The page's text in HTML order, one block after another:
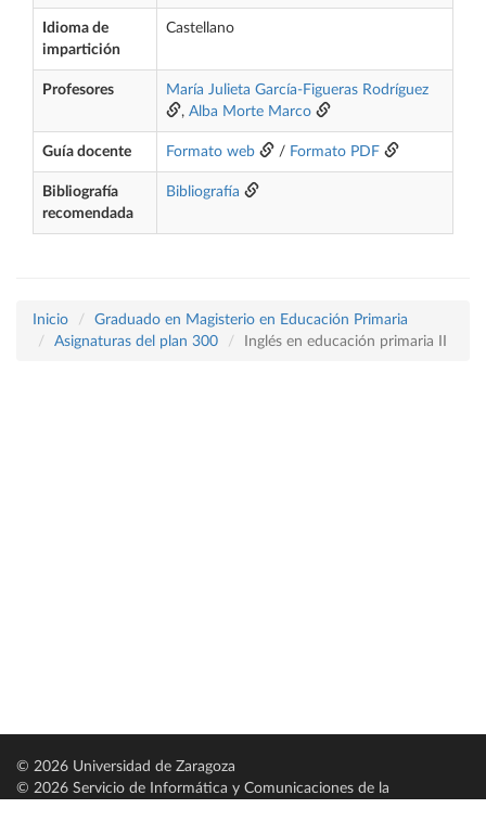
Idioma de
impartición
Castellano
Profesores
María Julieta García-Figueras Rodríguez
, Alba Morte Marco
Guía docente Formato web / Formato PDF
Bibliografía
recomendada
Bibliografía
Inicio
Graduado en Magisterio en Educación Primaria
Asignaturas del plan 300
Inglés en educación primaria II
© 2026 Universidad de Zaragoza
© 2026 Servicio de Informática y Comunicaciones de la